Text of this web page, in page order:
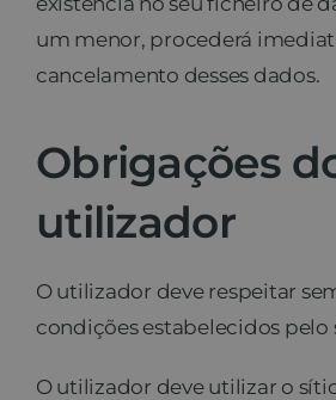
um menor, procederá
cancelamento desses dados.
Obrigações
utilizador
O utilizador deve respeitar
condições estabelecidos pelo
O utilizador deve utilizar o